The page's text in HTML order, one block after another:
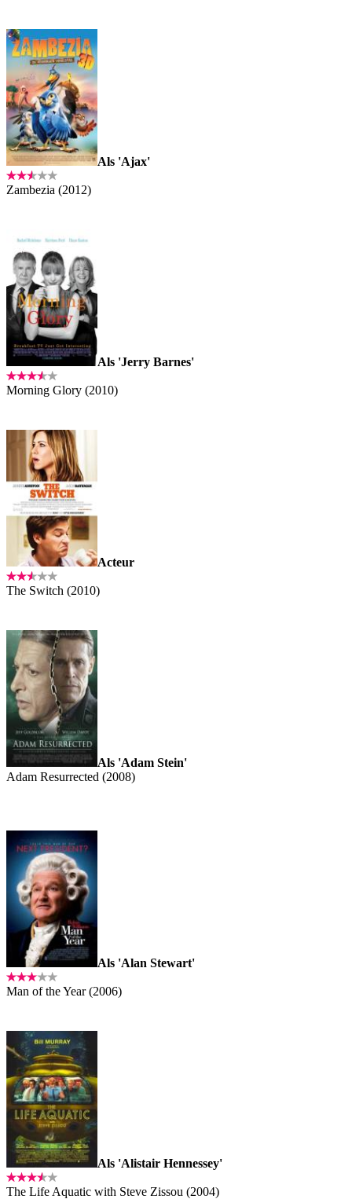
Als 'Ajax'
Zambezia (2012)
Als 'Jerry Barnes'
Morning Glory (2010)
Acteur
The Switch (2010)
Als 'Adam Stein'
Adam Resurrected (2008)
Als 'Alan Stewart'
Man of the Year (2006)
Als 'Alistair Hennessey'
The Life Aquatic with Steve Zissou (2004)